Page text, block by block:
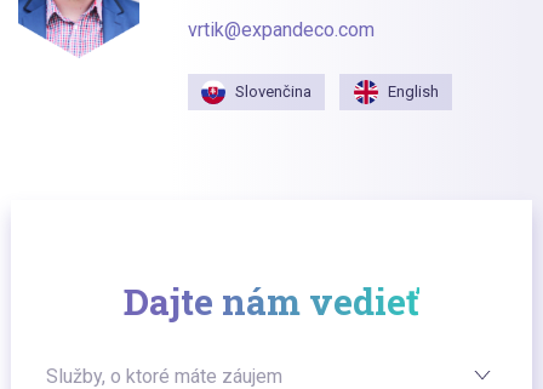
vrtik@expandeco.com
Slovenčina English
Dajte nám vedieť
Služby, o ktoré máte záujem